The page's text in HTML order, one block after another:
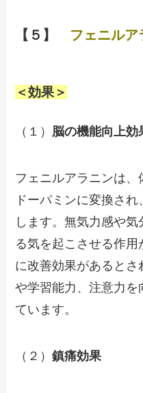
【５】 フェニルア
＜効果＞
（１） 脳の機能向上効
フェニルアラニンは、
ドーパミンに変換さ
します。無気力感や
る気を起こさせる作
に改善効果があると
や学習能力、注意力
ています。
（２）鎮痛効果